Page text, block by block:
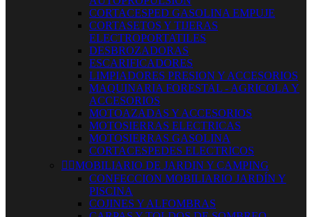
CORTACESPED GASOLINA EMPUJE
CORTASETOS Y TIJERAS
ELECTROPORTATILES
DESBROZADORAS
ESCARIFICADORES
LIMPIADORES PRESION Y ACCESORIOS
MAQUINARIA FORESTAL - AGRICOLA Y
ACCESORIOS
MOTOAZADAS Y ACCESORIOS
MOTOSIERRAS ELECTRICAS
MOTOSIERRAS GASOLINA
CORTACESPEDES ELECTRICOS
 MOBILIARIO DE JARDIN Y CAMPING
CONFECCION MOBILIARIO JARDÍN Y
PISCINA
COJINES Y ALFOMBRAS